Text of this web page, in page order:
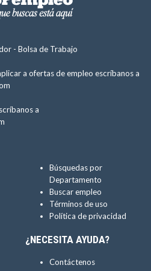
- Bolsa de Trabajo
a ofertas de empleo escríbanos a
a
Búsquedas por
Departamento
Buscar empleo
Términos de uso
Política de privacidad
¿NECESITA AYUDA?
Contáctenos